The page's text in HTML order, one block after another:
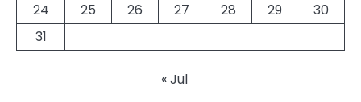
24
25 26 27 28 29
30
31
« Jul